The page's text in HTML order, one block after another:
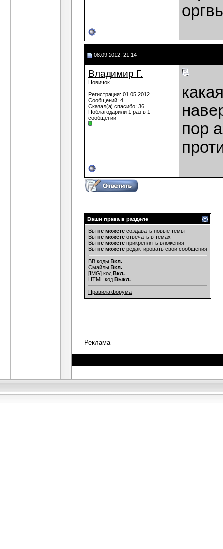
08.09.2012, 21:14
Владимир Г.
Новичок
Регистрация: 01.05.2012
Сообщений: 4
Сказал(а) спасибо: 36
Поблагодарили 1 раз в 1
сообщении
пор
Ваши права в разделе
Вы не можете создавать новые темы
Вы не можете отвечать в темах
Вы не можете прикреплять вложения
Вы не можете редактировать свои сообщения
BB коды Вкл.
Смайлы Вкл.
[IMG] код Вкл.
HTML код Выкл.
Правила форума
Реклама: